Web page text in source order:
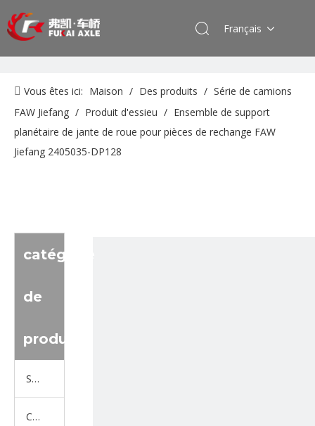
Français
Vous êtes ici: Maison / Des produits / Série de camions
FAW Jiefang / Produit d'essieu / Ensemble de support
planétaire de jante de roue pour pièces de rechange FAW
Jiefang 2405035-DP128
catégorie
de
produit
Série de camions Sinotruk
Camion Shacman Série